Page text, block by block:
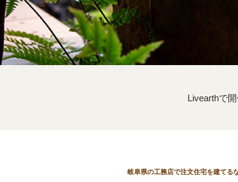
Livearthで
岐阜県の工務店で注文住宅を建てる